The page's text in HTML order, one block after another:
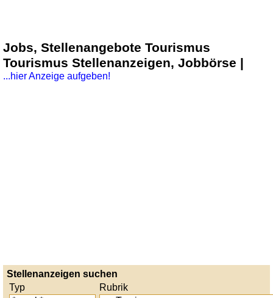
Jobs, Stellenangebote Tourismus
Tourismus Stellenanzeigen, Jobbörse |
...hier Anzeige aufgeben!
Stellenanzeigen suchen
Typ
Rubrik